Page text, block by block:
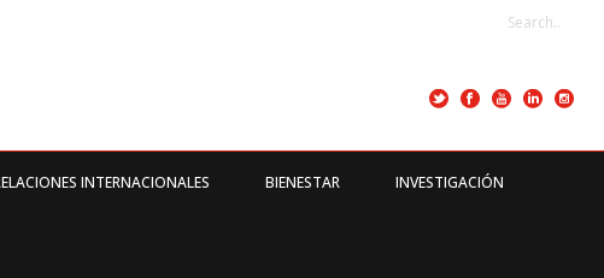
INTERNACIONALES BIENESTAR INVESTIGACIÓN